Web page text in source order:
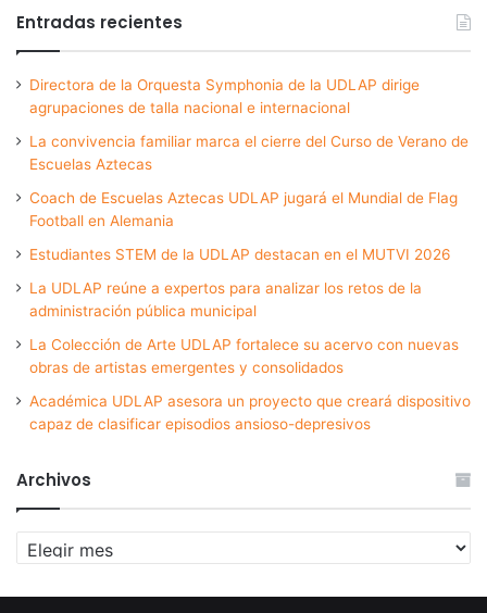
Entradas recientes
Directora de la Orquesta Symphonia de la UDLAP dirige
agrupaciones de talla nacional e internacional
La convivencia familiar marca el cierre del Curso de Verano de
Escuelas Aztecas
Coach de Escuelas Aztecas UDLAP jugará el Mundial de Flag
Football en Alemania
Estudiantes STEM de la UDLAP destacan en el MUTVI 2026
La UDLAP reúne a expertos para analizar los retos de la
administración pública municipal
La Colección de Arte UDLAP fortalece su acervo con nuevas
obras de artistas emergentes y consolidados
Académica UDLAP asesora un proyecto que creará dispositivo
capaz de clasificar episodios ansioso-depresivos
Archivos
Archivos